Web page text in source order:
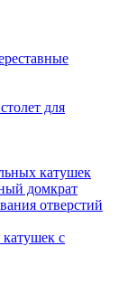
для
катушек
домкрат
отверстий
с